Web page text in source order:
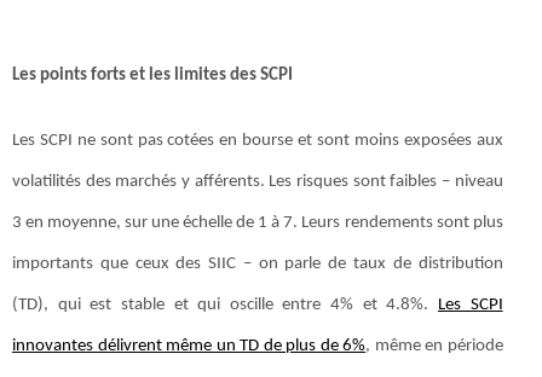
Les points forts et les limites des SCPI
Les SCPI ne sont pas cotées en bourse et sont moins exposées aux
volatilités des marchés y afférents. Les risques sont faibles – niveau
3 en moyenne, sur une échelle de 1 à 7. Leurs rendements sont plus
importants que ceux des SIIC – on parle de taux de distribution
(TD), qui est stable et qui oscille entre 4% et 4.8%. Les SCPI
innovantes délivrent même un TD de plus de 6%, même en période